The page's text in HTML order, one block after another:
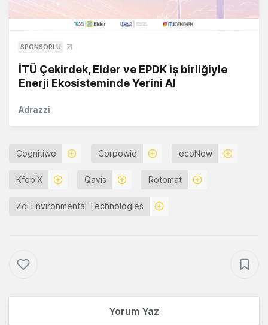
SPONSORLU
İTÜ Çekirdek, Elder ve EPDK iş birliğiyle
Enerji Ekosisteminde Yerini Al
Adrazzi
Cognitiwe Corpowid ecoNow
KfobiX Qavis Rotomat
Zoi Environmental Technologies
Yorum Yaz